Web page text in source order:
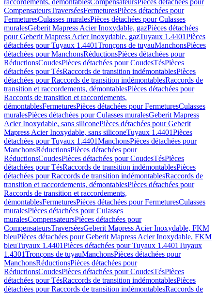
raccordements, démontablesCompensateursPièces détachées pour
CompensateursTraverséesFermeturesPièces détachées pour
FermeturesCulasses muralesPièces détachées pour Culasses
muralesGeberit Mapress Acier Inoxydable, gazPièces détachées
pour Geberit Mapress Acier Inoxydable, gazTuyaux 1.4401Pièces
détachées pour Tuyaux 1.4401Tronçons de tuyauManchonsPièces
détachées pour ManchonsRéductionsPièces détachées pour
RéductionsCoudesPièces détachées pour CoudesTésPièces
détachées pour TésRaccords de transition indémontablesPièces
détachées pour Raccords de transition indémontablesRaccords de
transition et raccordements, démontablesPièces détachées pour
Raccords de transition et raccordements,
démontablesFermeturesPièces détachées pour FermeturesCulasses
muralesPièces détachées pour Culasses muralesGeberit Mapress
Acier Inoxydable, sans siliconePièces détachées pour Geberit
Mapress Acier Inoxydable, sans siliconeTuyaux 1.4401Pièces
détachées pour Tuyaux 1.4401ManchonsPièces détachées pour
ManchonsRéductionsPièces détachées pour
RéductionsCoudesPièces détachées pour CoudesTésPièces
détachées pour TésRaccords de transition indémontablesPièces
détachées pour Raccords de transition indémontablesRaccords de
transition et raccordements, démontablesPièces détachées pour
Raccords de transition et raccordements,
démontablesFermeturesPièces détachées pour FermeturesCulasses
muralesPièces détachées pour Culasses
muralesCompensateursPièces détachées pour
CompensateursTraverséesGeberit Mapress Acier Inoxydable, FKM
bleuPièces détachées pour Geberit Mapress Acier Inoxydable, FKM
bleuTuyaux 1.4401Pièces détachées pour Tuyaux 1.4401Tuyaux
1.4301Tronçons de tuyauManchonsPièces détachées pour
ManchonsRéductionsPièces détachées pour
RéductionsCoudesPièces détachées pour CoudesTésPièces
détachées pour TésRaccords de transition indémontablesPièces
détachées pour Raccords de transition indémontablesRaccords de